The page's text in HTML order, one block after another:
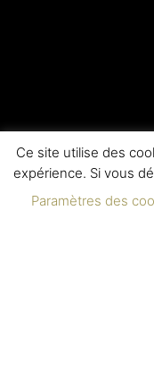
Ce site utilise des
expérience. Si vous
Paramètres des